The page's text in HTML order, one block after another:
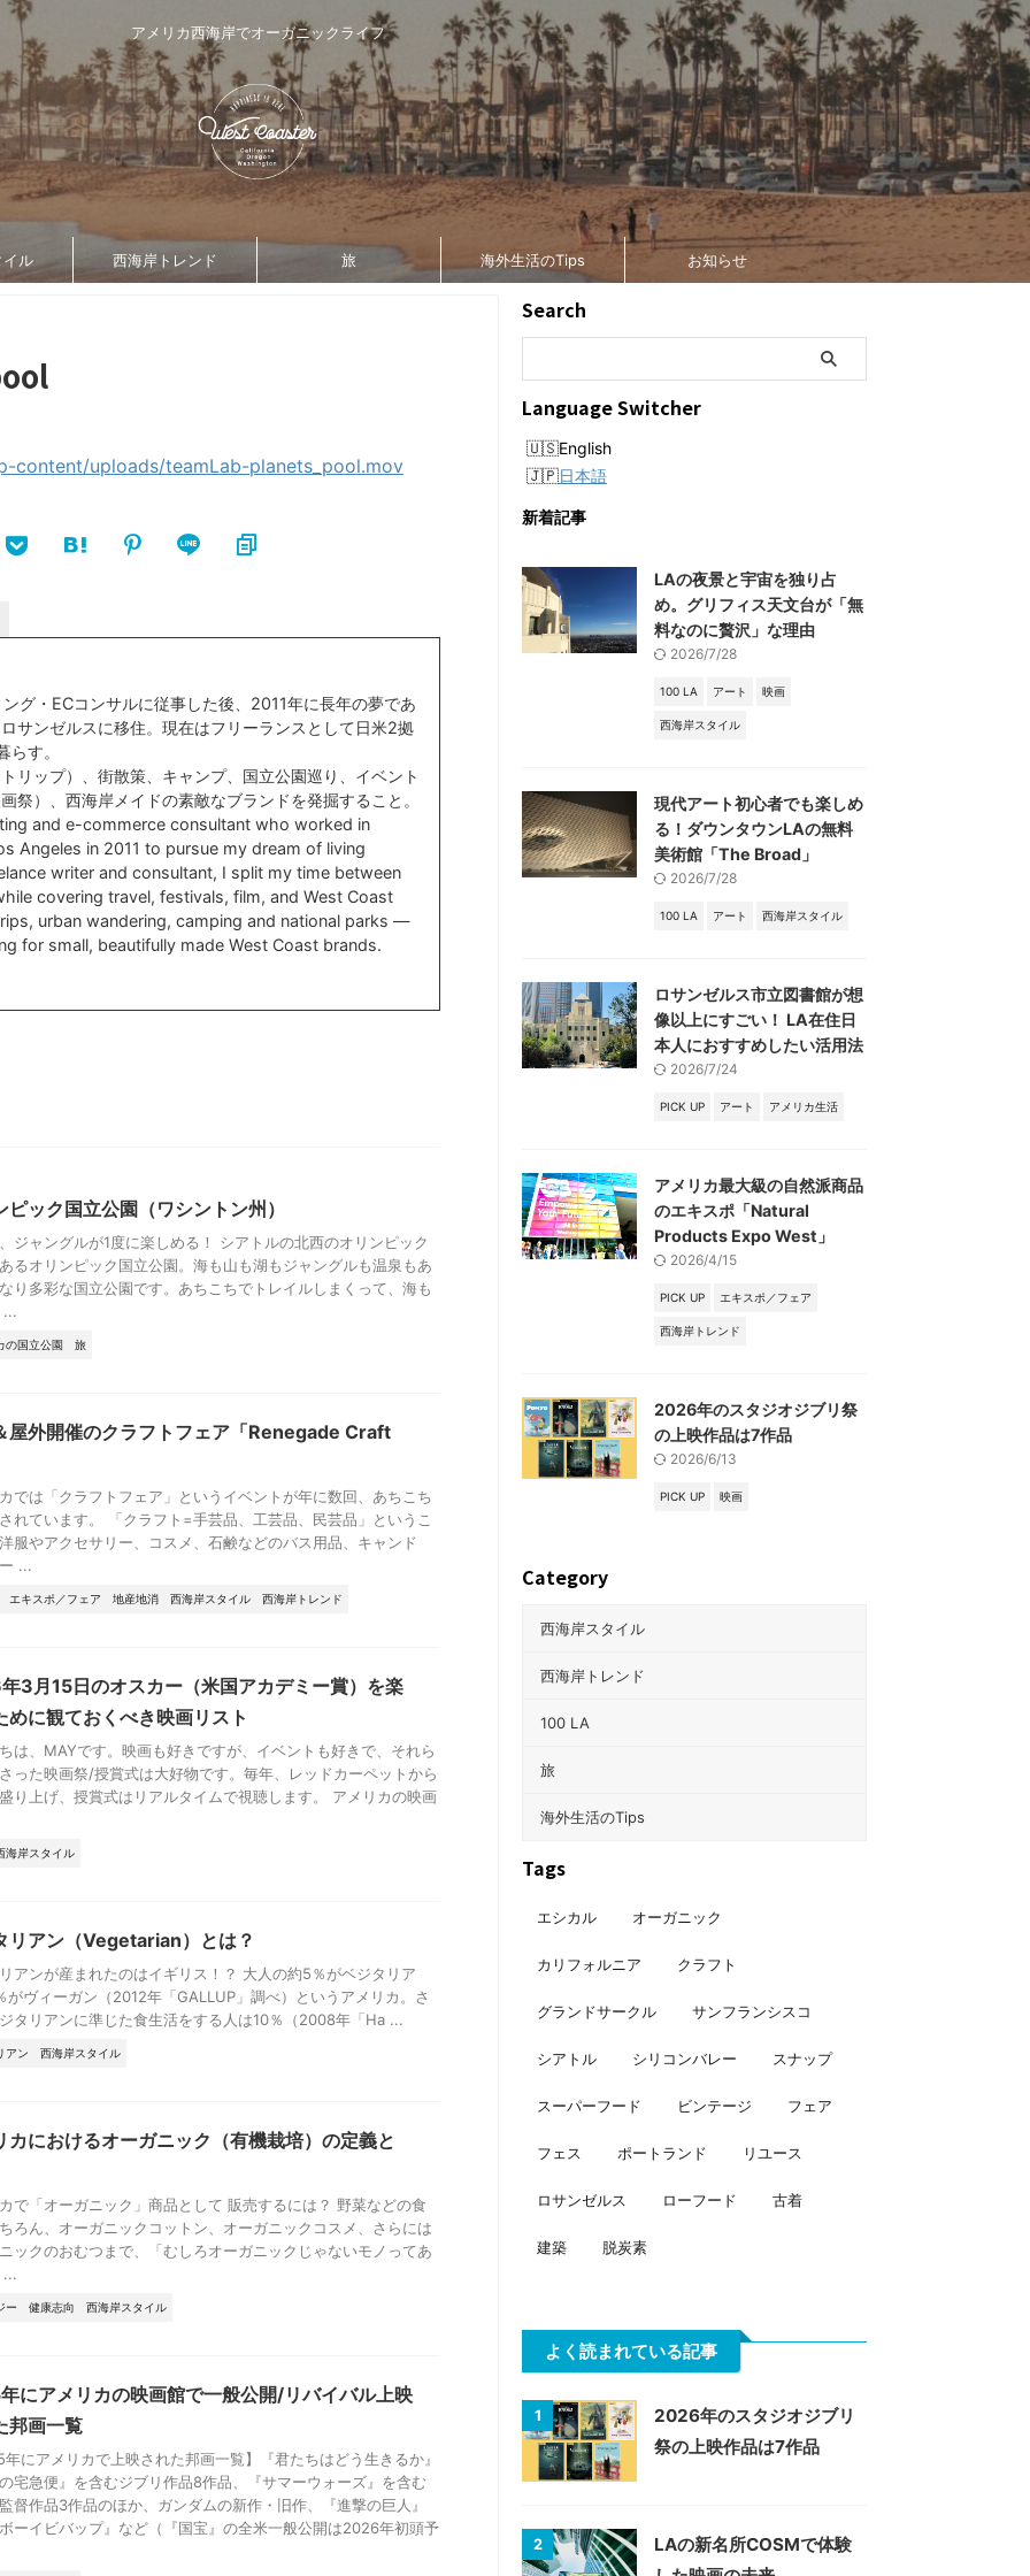
アメリカ西海岸でオーガニックライフ
イル 西海岸トレンド 旅 海外生活のTips お知らせ
content/uploads/teamLab-planets_pool.mov
グ・ECコンサルに従事した後、2011年に長年の夢であ
サンゼルスに移住。現在はフリーランスとして日米2拠
す。
リップ）、街散策、キャンプ、国立公園巡り、イベント
祭）、西海岸メイドの素敵なブランドを発掘すること。
and e-commerce consultant who worked in
Angeles in 2011 to pursue my dream of living
writer and consultant, I split my time between
covering travel, festivals, film, and West Coast
urban wandering, camping and national parks —
for small, beautifully made West Coast brands.
ピック国立公園（ワシントン州）
ジャングルが1度に楽しめる！ シアトルの北西のオリンピック
るオリンピック国立公園。海も山も湖もジャングルも温泉もあ
り多彩な国立公園です。あちこちでトレイルしまくって、海も
...
の国立公園 旅
屋外開催のクラフトフェア「Renegade Craft
では「クラフトフェア」というイベントが年に数回、あちこち
れています。 「クラフト=手芸品、工芸品、民芸品」というこ
服やアクセサリー、コスメ、石鹸などのバス用品、キャンド
...
エキスポ／フェア 地産地消 西海岸スタイル 西海岸トレンド
3月15日のオスカー（米国アカデミー賞）を楽
めに観ておくべき映画リスト
は、MAYです。映画も好きですが、イベントも好きで、それら
った映画祭/授賞式は大好物です。毎年、レッドカーペットから
り上げ、授賞式はリアルタイムで視聴します。 アメリカの映画
海岸スタイル
リアン（Vegetarian）とは？
アンが産まれたのはイギリス！？ 大人の約5％がベジタリア
がヴィーガン（2012年「GALLUP」調べ）というアメリカ。さ
タリアンに準じた食生活をする人は10％（2008年「Ha ...
アン 西海岸スタイル
カにおけるオーガニック（有機栽培）の定義と
で「オーガニック」商品として 販売するには？ 野菜などの食
ろん、オーガニックコットン、オーガニックコスメ、さらには
ックのおむつまで、「むしろオーガニックじゃないモノってあ
...
ー 健康志向 西海岸スタイル
にアメリカの映画館で一般公開/リバイバル上映
邦画一覧
にアメリカで上映された邦画一覧】『君たちはどう生きるか』
宅急便』を含むジブリ作品8作品、『サマーウォーズ』を含む
督作品3作品のほか、ガンダムの新作・旧作、『進撃の巨人』
ーイビバップ』など（『国宝』の全米一般公開は2026年初頭予
Search
Language Switcher
English
日本語
新着記事
LAの夜景と宇宙を独り占
め。グリフィス天文台が「無
料なのに贅沢」な理由
2026/7/28
100 LA アート 映画
西海岸スタイル
現代アート初心者でも楽しめ
る！ダウンタウンLAの無料
美術館「The Broad」
2026/7/28
100 LA アート 西海岸スタイル
ロサンゼルス市立図書館が想
像以上にすごい！ LA在住日
本人におすすめしたい活用法
2026/7/24
PICK UP アート アメリカ生活
アメリカ最大級の自然派商品
のエキスポ「Natural
Products Expo West」
2026/4/15
PICK UP エキスポ／フェア
西海岸トレンド
2026年のスタジオジブリ祭
の上映作品は7作品
2026/6/13
PICK UP 映画
Category
西海岸スタイル
西海岸トレンド
100 LA
旅
海外生活のTips
Tags
エシカル オーガニック
カリフォルニア クラフト
グランドサークル サンフランシスコ
シアトル シリコンバレー スナップ
スーパーフード ビンテージ フェア
フェス ポートランド リユース
ロサンゼルス ローフード 古着
建築 脱炭素
よく読まれている記事
1
2026年のスタジオジブリ
祭の上映作品は7作品
2
LAの新名所COSMで体験